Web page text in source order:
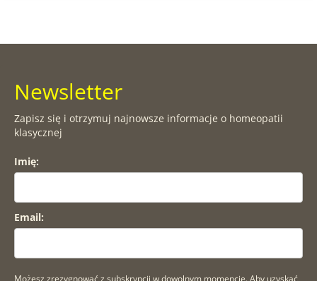
Newsletter
Zapisz się i otrzymuj najnowsze informacje o homeopatii
klasycznej
Imię:
Email: